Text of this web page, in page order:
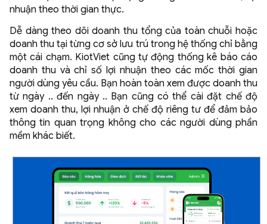
nhuận theo thời gian thực.
Dễ dàng theo dõi doanh thu tổng của toàn chuỗi hoặc
doanh thu tại từng cơ sở lưu trú trong hệ thống chỉ bằng
một cái chạm. KiotViet cũng tự động thống kê báo cáo
doanh thu và chỉ số lợi nhuận theo các mốc thời gian
người dùng yêu cầu. Bạn hoàn toàn xem được doanh thu
từ ngày .. đến ngày .. Bạn cũng có thể cài đặt chế độ
xem doanh thu, lợi nhuận ở chế độ riêng tư để đảm bảo
thông tin quan trọng không cho các người dùng phần
mềm khác biết.